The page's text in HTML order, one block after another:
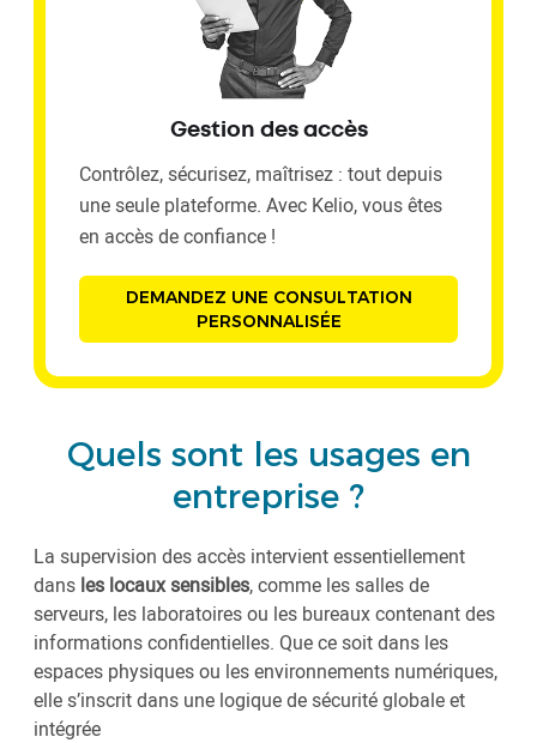
Gestion des accès
Contrôlez, sécurisez, maîtrisez : tout depuis
une seule plateforme. Avec Kelio, vous êtes
en accès de confiance !
DEMANDEZ UNE CONSULTATION
PERSONNALISÉE
Quels sont les usages en
entreprise ?
La supervision des accès intervient essentiellement
dans les locaux sensibles, comme les salles de
serveurs, les laboratoires ou les bureaux contenant des
informations confidentielles. Que ce soit dans les
espaces physiques ou les environnements numériques,
elle s’inscrit dans une logique de sécurité globale et
intégrée